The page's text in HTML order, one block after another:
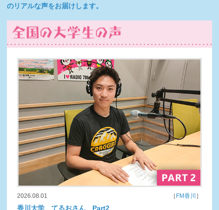
のリアルな声をお届けします。
2026.08.01 ［ FM香川 ］
香川大学 てるおさん Part2